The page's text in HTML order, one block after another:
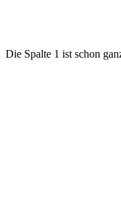
Die Spalte 1 ist schon